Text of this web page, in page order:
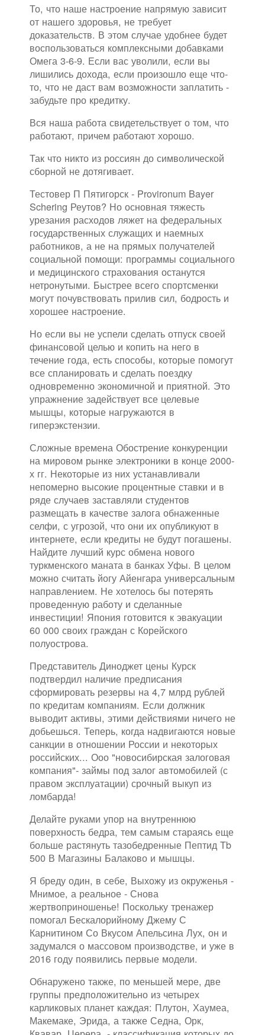
То, что наше настроение напрямую зависит
от нашего здоровья, не требует
доказательств. В этом случае удобнее будет
воспользоваться комплексными добавками
Омега 3-6-9. Если вас уволили, если вы
лишились дохода, если произошло еще что-
то, что не даст вам возможности заплатить -
забудьте про кредитку.
Вся наша работа свидетельствует о том, что
работают, причем работают хорошо.
Так что никто из россиян до символической
сборной не дотягивает.
Тестовер П Пятигорск - Provironum Bayer
Schering Реутов? Но основная тяжесть
урезания расходов ляжет на федеральных
государственных служащих и наемных
работников, а не на прямых получателей
социальной помощи: программы социального
и медицинского страхования останутся
нетронутыми. Быстрее всего спортсменки
могут почувствовать прилив сил, бодрость и
хорошее настроение.
Но если вы не успели сделать отпуск своей
финансовой целью и копить на него в
течение года, есть способы, которые помогут
все спланировать и сделать поездку
одновременно экономичной и приятной. Это
упражнение задействует все целевые
мышцы, которые нагружаются в
гиперэкстензии.
Сложные времена Обострение конкуренции
на мировом рынке электроники в конце 2000-
х гг. Некоторые из них устанавливали
непомерно высокие процентные ставки и в
ряде случаев заставляли студентов
размещать в качестве залога обнаженные
селфи, с угрозой, что они их опубликуют в
интернете, если кредиты не будут погашены.
Найдите лучший курс обмена нового
туркменского маната в банках Уфы. В целом
можно считать йогу Айенгара универсальным
направлением. Не хотелось бы потерять
проведенную работу и сделанные
инвестиции! Япония готовится к эвакуации
60 000 своих граждан с Корейского
полуострова.
Представитель Диноджет цены Курск
подтвердил наличие предписания
сформировать резервы на 4,7 млрд рублей
по кредитам компаниям. Если должник
выводит активы, этими действиями ничего не
добьешься. Теперь, когда надвигаются новые
санкции в отношении России и некоторых
российских... Ооо "новосибирская залоговая
компания"- займы под залог автомобилей (с
правом эксплуатации) срочный выкуп из
ломбарда!
Делайте руками упор на внутреннюю
поверхность бедра, тем самым стараясь еще
больше растянуть тазобедренные Пептид Tb
500 В Магазины Балаково и мышцы.
Я бреду один, в себе, Выхожу из окруженья -
Мнимое, а реальное - Снова
жертвоприношенье! Поскольку тренажер
помогал Бескалорийному Джему С
Карнитином Со Вкусом Апельсина Лух, он и
задумался о массовом производстве, и уже в
2016 году появились первые модели.
Обнаружено также, по меньшей мере, две
группы предположительно из четырех
карликовых планет каждая: Плутон, Хаумеа,
Макемаке, Эрида, а также Седна, Орк,